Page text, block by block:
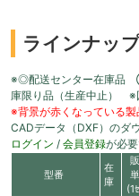
ラインナッ
※◎配送センター在庫
庫限り品（生産中止） ※
※背景が赤くなっている
CADデータ（DXF）のダ
ログイン / 会員登録が必要
型番
在
庫
(1